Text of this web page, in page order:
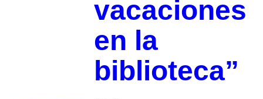
vacaciones
en la
biblioteca”